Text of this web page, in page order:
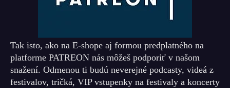
Tak isto, ako na E-shope aj formou predplatného na
platforme PATREON nás môžeš podporiť v našom
snažení. Odmenou ti budú neverejné podcasty, videá z
festivalov, tričká, VIP vstupenky na festivaly a koncerty